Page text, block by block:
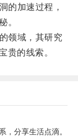
加速过程，
。
领域，其研究
贵的线索。
，分享生活点滴。